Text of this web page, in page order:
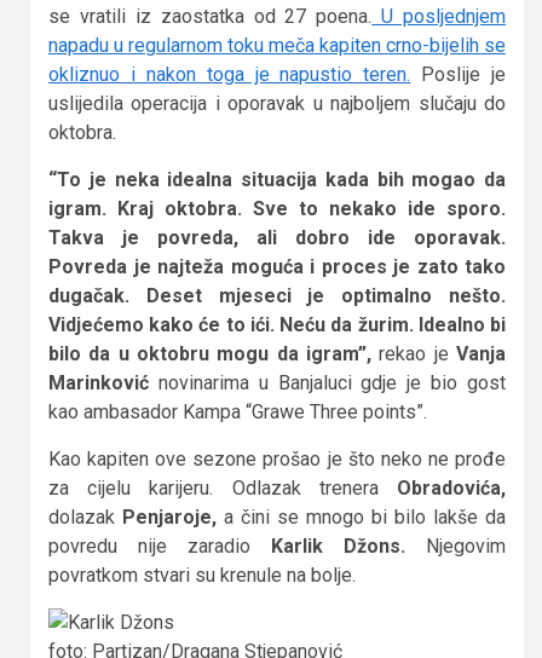
se vratili iz zaostatka od 27 poena. U posljednjem
napadu u regularnom toku meča kapiten crno-bijelih se
okliznuo i nakon toga je napustio teren. Poslije je
uslijedila operacija i oporavak u najboljem slučaju do
oktobra.
“To je neka idealna situacija kada bih mogao da
igram. Kraj oktobra. Sve to nekako ide sporo.
Takva je povreda, ali dobro ide oporavak.
Povreda je najteža moguća i proces je zato tako
dugačak. Deset mjeseci je optimalno nešto.
Vidjećemo kako će to ići. Neću da žurim. Idealno bi
bilo da u oktobru mogu da igram”, rekao je Vanja
Marinković novinarima u Banjaluci gdje je bio gost
kao ambasador Kampa “Grawe Three points”.
Kao kapiten ove sezone prošao je što neko ne prođe
za cijelu karijeru. Odlazak trenera Obradovića,
dolazak Penjaroje, a čini se mnogo bi bilo lakše da
povredu nije zaradio Karlik Džons. Njegovim
povratkom stvari su krenule na bolje.
foto: Partizan/Dragana Stjepanović